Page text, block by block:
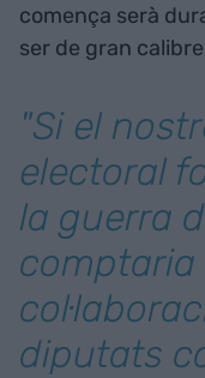
comença serà
ser de gran
"Si el
electoral
la guerra
comptaria
diputats